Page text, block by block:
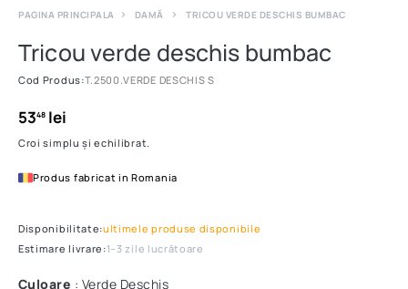
PAGINA PRINCIPALA DAMĂ TRICOU VERDE DESCHIS BUMBAC
Tricou verde deschis bumbac
Cod Produs:T.2500.VERDE DESCHIS S
5348lei
Croi simplu și echilibrat.
Produs fabricat in Romania
Disponibilitate:ultimele produse disponibile
Estimare livrare:1–3 zile lucrătoare
Culoare : Verde Deschis